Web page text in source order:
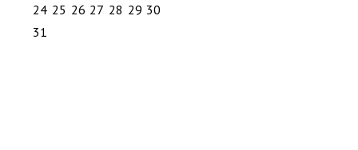
24 25 26 27 28 29 30
31